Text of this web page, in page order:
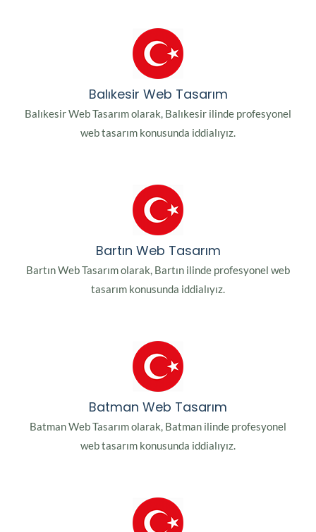
Balıkesir Web Tasarım
Balıkesir Web Tasarım olarak, Balıkesir ilinde profesyonel
web tasarım konusunda iddialıyız.
Bartın Web Tasarım
Bartın Web Tasarım olarak, Bartın ilinde profesyonel web
tasarım konusunda iddialıyız.
Batman Web Tasarım
Batman Web Tasarım olarak, Batman ilinde profesyonel
web tasarım konusunda iddialıyız.